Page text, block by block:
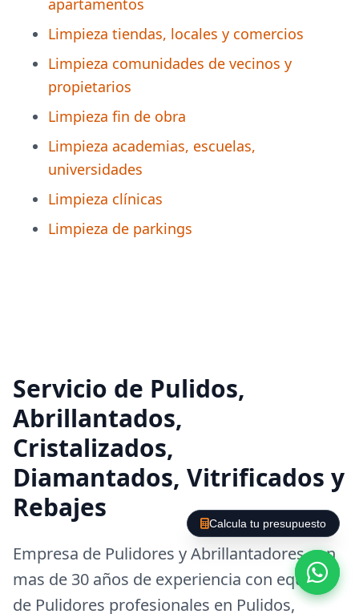
apartamentos
Limpieza tiendas, locales y comercios
Limpieza comunidades de vecinos y
propietarios
Limpieza fin de obra
Limpieza academias, escuelas,
universidades
Limpieza clínicas
Limpieza de parkings
Servicio de Pulidos,
Abrillantados,
Cristalizados,
Diamantados, Vitrificados y
Rebajes
Empresa de Pulidores y Abrillantadores con
mas de 30 años de experiencia con equipos
de Pulidores profesionales en Pulidos,
Calcula tu presupuesto